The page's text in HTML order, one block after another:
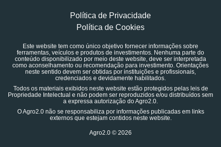
Política de Privacidade
Política de Cookies
Este website tem como único objetivo fornecer informações sobre
ferramentas, veículos e produtos de investimentos. Nenhuma parte do
conteúdo disponibilizado por meio deste website, deve ser interpretada
como aconselhamento ou recomendação para investimento. Orientações
neste sentido devem ser obtidas por instituições e profissionais,
credenciados e devidamente habilitados.
Todos os materiais exibidos neste website estão protegidos pelas leis de
Propriedade Intelectual e não podem ser reproduzidos e/ou distribuídos sem
a expressa autorização do Agro2.0.
O Agro2.0 não se responsabiliza por informações publicadas em links
externos que estejam contidos neste website.
Agro2.0 © 2026